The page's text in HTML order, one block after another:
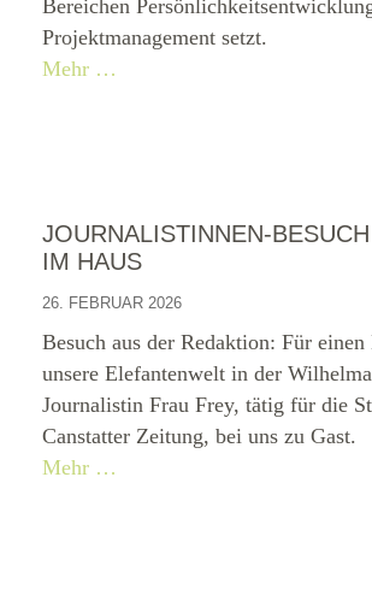
Bereichen
Projektmanagement setzt.
Mehr …
JOURNALISTINNEN-
IM HAUS
26. FEBRUAR 2026
Besuch aus der Redaktion: Für
unsere Elefantenwelt in der
Journalistin Frau Frey, tätig für die
Canstatter Zeitung, bei uns zu Gast.
Mehr …